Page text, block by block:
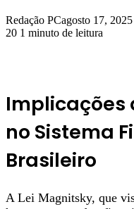
Redação PCagosto 17, 2025
20 1 minuto de leitura
Implicações
no Sistema
Brasileiro
A Lei Magnitsky, que